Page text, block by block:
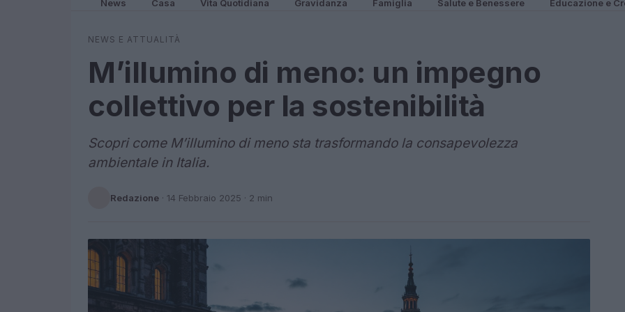
News Casa Vita Quotidiana Gravidanza Famiglia Salute e Benessere Educazione e
NEWS E ATTUALITÀ
M’illumino di meno: un impegno
collettivo per la sostenibilità
Scopri come M’illumino di meno sta trasformando la consapevolezza
ambientale in Italia.
Redazione · 14 Febbraio 2025 · 2 min